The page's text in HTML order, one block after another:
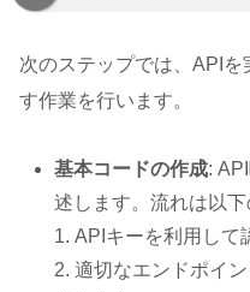
次のステップでは、API
す作業を行います。
基本コードの作成:
述します。流れは以下
1. APIキーを利用して
2. 適切なエンドポイ